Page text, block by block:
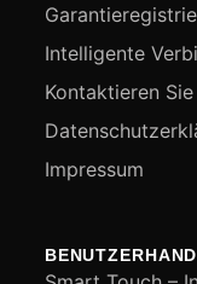
Intelligente
Kontaktieren
Impressum